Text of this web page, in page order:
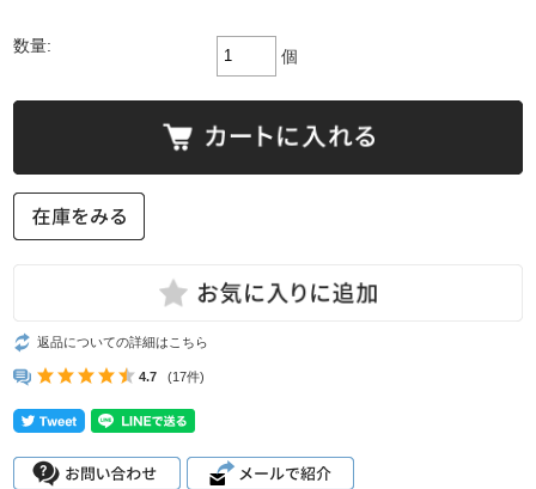
数量:
個
返品についての詳細はこちら
4.7 (17件)